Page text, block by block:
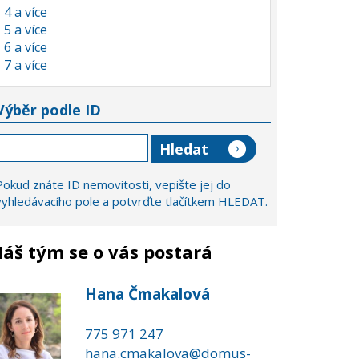
4 a více
5 a více
6 a více
7 a více
podle ID
znáte ID nemovitosti, vepište jej do
pole a potvrďte tlačítkem HLEDAT.
tým se o vás postará
Hana Čmakalová
775 971 247
hana.cmakalova@domus-